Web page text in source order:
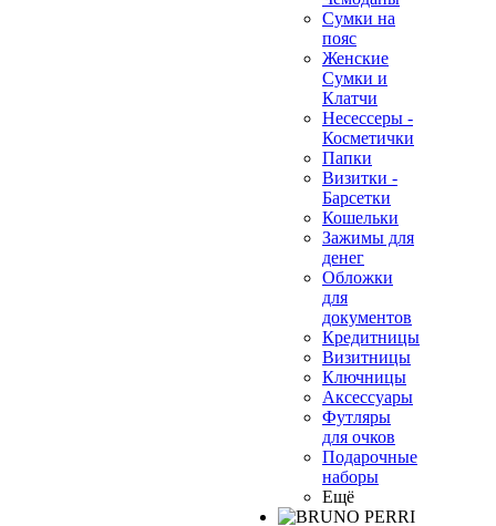
Сумки на
пояс
Женские
Сумки и
Клатчи
Несессеры -
Косметички
Папки
Визитки -
Барсетки
Кошельки
Зажимы для
денег
Обложки
для
документов
Кредитницы
Визитницы
Ключницы
Аксессуары
Футляры
для очков
Подарочные
наборы
Ещё